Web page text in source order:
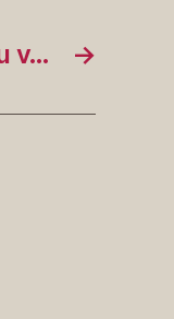
→
v…